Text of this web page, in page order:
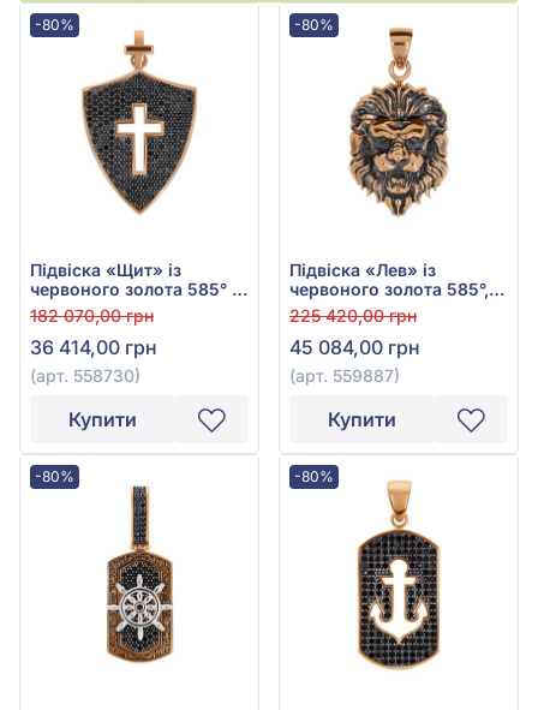
-80%
Підвіска «Щит» із
червоного золота 585° з
чорним фіанітом/
куб.цирконієм, арт.
558730
182 070,00 грн
36 414,00 грн
(арт. 558730)
Купити
-80%
Підвіска «Лев» із
червоного золота 585°,
арт. 559887
225 420,00 грн
45 084,00 грн
(арт. 559887)
Купити
-80% -80%